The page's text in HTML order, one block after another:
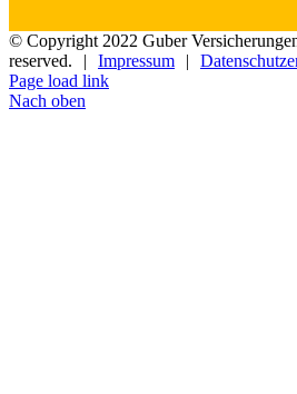
© Copyright 2022 Guber
reserved.
| Impressum |
Page load link
Nach oben